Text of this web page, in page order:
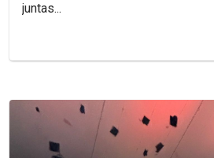
juntas...